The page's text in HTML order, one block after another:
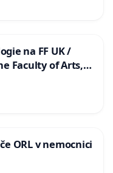
na FF UK /
Faculty of Arts,
ORL v nemocnici